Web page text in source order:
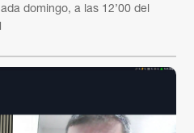
domingo, a las 12’00 del